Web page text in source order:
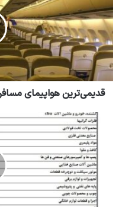
قدیمی‌ترین هواپیمای